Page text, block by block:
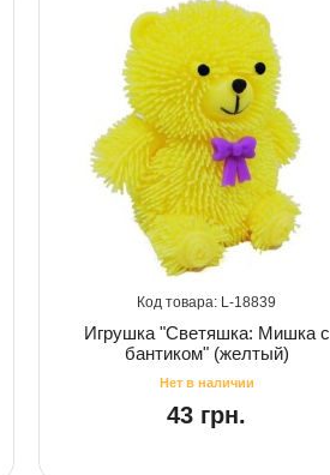
18839
Игрушка "Светяшка: Мишка с
бантиком" (желтый)
43 грн.